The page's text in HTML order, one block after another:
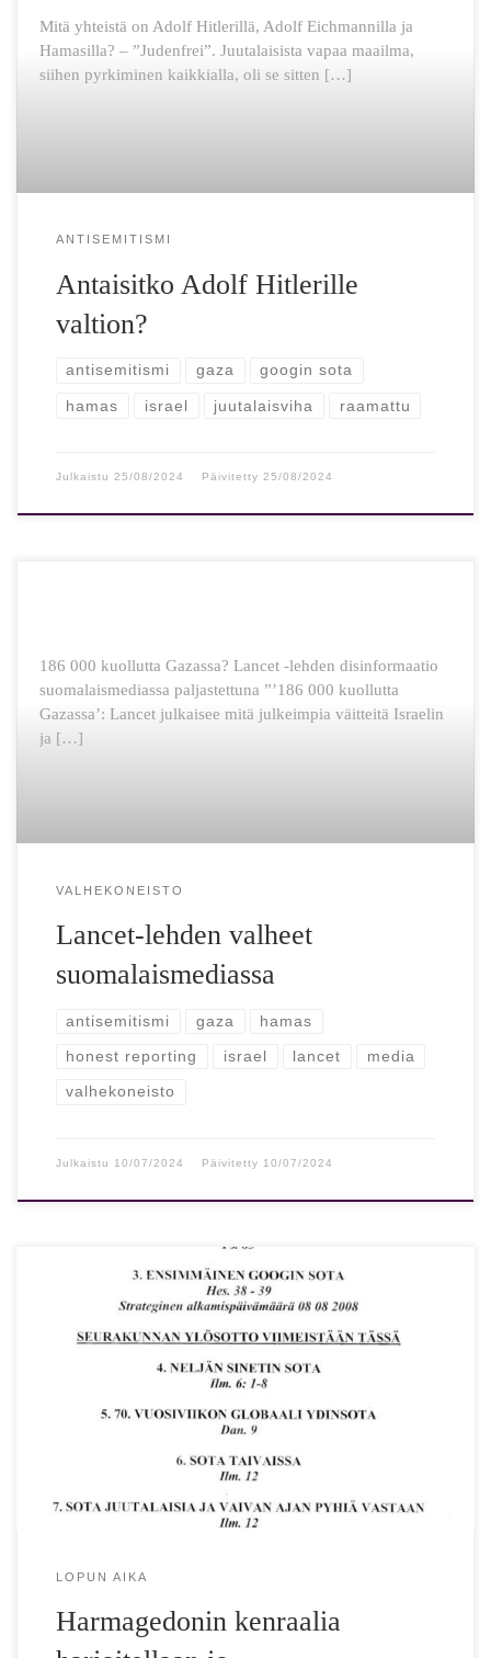
Mitä yhteistä on Adolf Hitlerillä, Adolf Eichmannilla ja
Hamasilla? – ”Judenfrei”. Juutalaisista vapaa maailma,
siihen pyrkiminen kaikkialla, oli se sitten […]
ANTISEMITISMI
Antaisitko Adolf Hitlerille
valtion?
antisemitismi gaza googin sota
hamas israel juutalaisviha raamattu
Julkaistu 25/08/2024 Päivitetty 25/08/2024
186 000 kuollutta Gazassa? Lancet -lehden disinformaatio
suomalaismediassa paljastettuna ”’186 000 kuollutta
Gazassa’: Lancet julkaisee mitä julkeimpia väitteitä Israelin
ja […]
VALHEKONEISTO
Lancet-lehden valheet
suomalaismediassa
antisemitismi gaza hamas
honest reporting israel lancet media
valhekoneisto
Julkaistu 10/07/2024 Päivitetty 10/07/2024
synnyttänyt monia ajatuksia. Monet yksityiskohdat niin
maailma […]
LOPUN AIKA
Harmagedonin kenraalia